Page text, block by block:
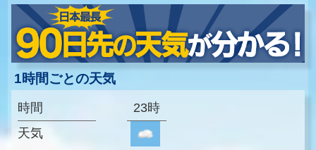
1時間ごとの天気
時間
天気
23時